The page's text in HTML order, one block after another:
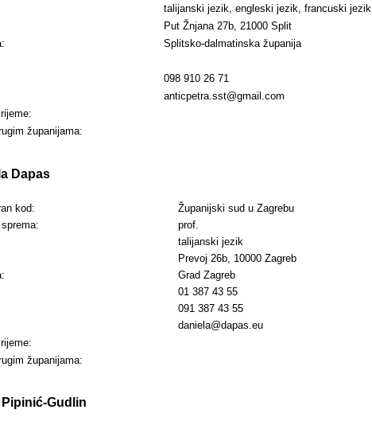
talijanski jezik, engleski jezik, francuski jezik
Put Žnjana 27b, 21000 Split
Splitsko-dalmatinska županija
098 910 26 71
anticpetra.sst@gmail.com
županijama:
Dapas
kod:
Županijski sud u Zagrebu
prof.
talijanski jezik
Prevoj 26b, 10000 Zagreb
Grad Zagreb
01 387 43 55
091 387 43 55
daniela@dapas.eu
županijama:
Gudlin